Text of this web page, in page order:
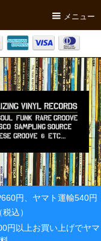
メニュー
円、ヤマト運輸540円
込）
円以上お買い上げでヤマ